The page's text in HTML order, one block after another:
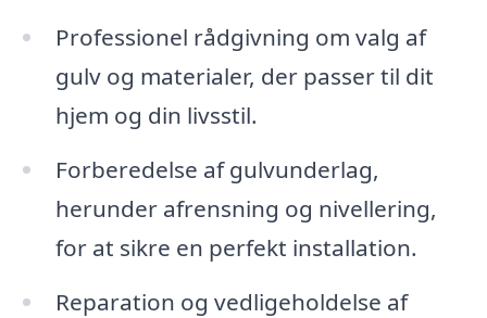
Professionel rådgivning om valg af
gulv og materialer, der passer til dit
hjem og din livsstil.
Forberedelse af gulvunderlag,
herunder afrensning og nivellering,
for at sikre en perfekt installation.
Reparation og vedligeholdelse af